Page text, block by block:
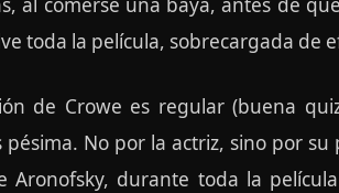
toda la película, sobrecargada de
de Crowe es regular (buena
pésima. No por la actriz, sino por
Aronofsky, durante toda la